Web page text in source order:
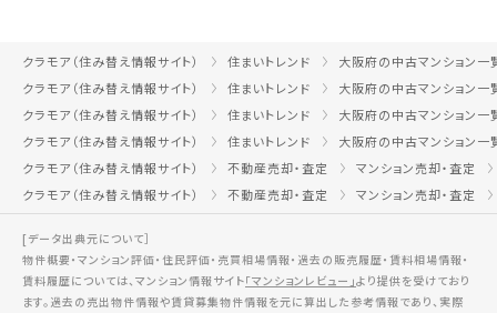
クラモア（住み替え情報サイト） 住まいトレンド
大阪府の中古マンション一
クラモア（住み替え情報サイト）
住まいトレンド
大阪府の中古マンション一
クラモア（住み替え情報サイト）
住まいトレンド
大阪府の中古マンション一
クラモア（住み替え情報サイト）
住まいトレンド
大阪府の中古マンション一
クラモア（住み替え情報サイト）
不動産売却・査定
マンション売却・査定
クラモア（住み替え情報サイト）
不動産売却・査定 マンション売却・査定
[データ出典元について］
物件概要・マンション評価・住民評価・売買相場情報・過去の販売履歴・賃料相場情報・
賃料履歴については、マンション情報サイト「マンションレビュー」より提供を受けており
ます。過去の売出物件情報や賃貸募集物件情報を元に算出した参考情報であり、実際